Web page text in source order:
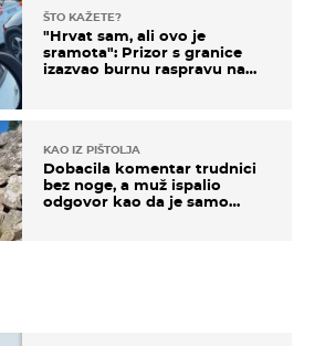
ŠTO KAŽETE?
"Hrvat sam, ali ovo je
sramota": Prizor s granice
izazvao burnu raspravu na
KAO IZ PIŠTOLJA
Dobacila komentar trudnici
bez noge, a muž ispalio
odgovor kao da je samo